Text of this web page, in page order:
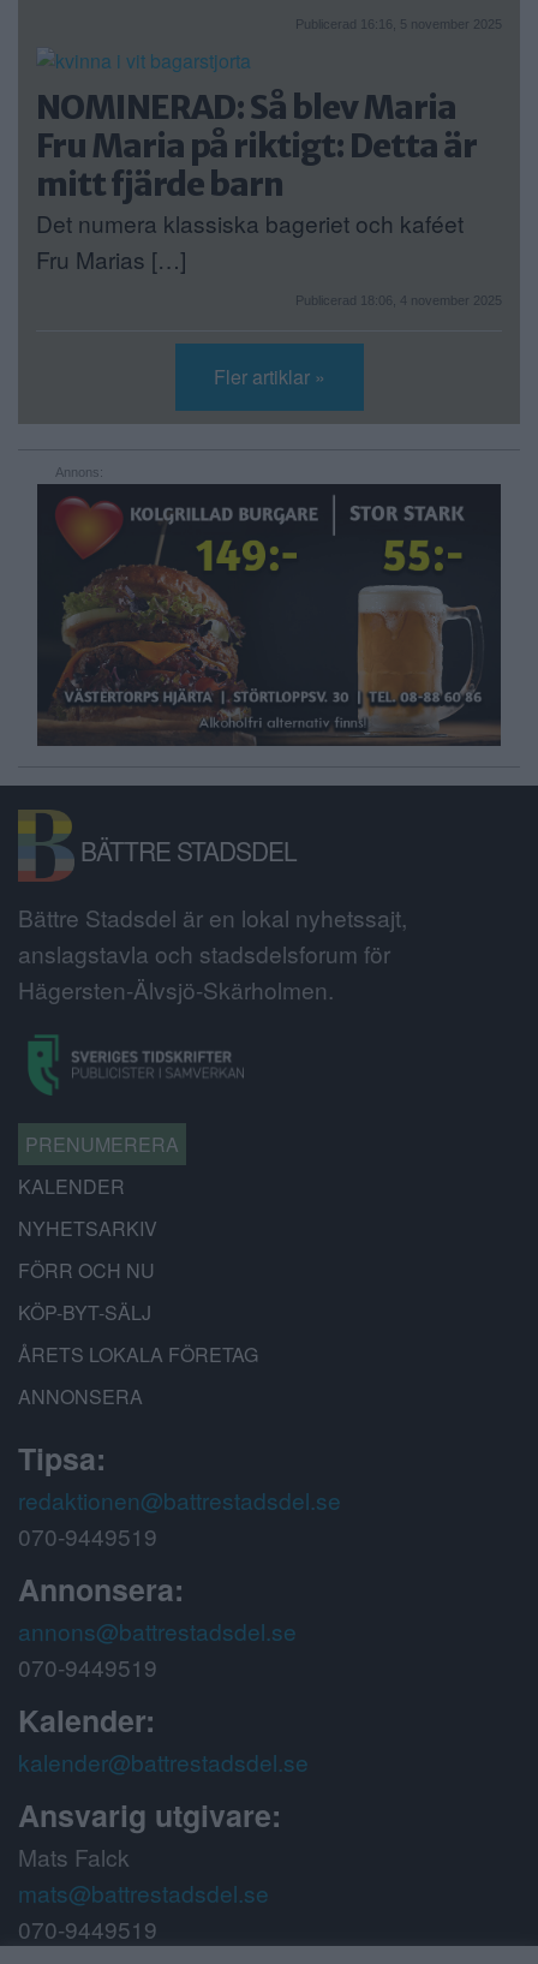
Publicerad 16:16, 5 november 2025
NOMINERAD: Så blev Maria
Fru Maria på riktigt: Detta är
mitt fjärde barn
Det numera klassiska bageriet och kaféet
Fru Marias […]
Publicerad 18:06, 4 november 2025
Fler artiklar »
Annons:
BÄTTRE STADSDEL
Bättre Stadsdel är en lokal nyhetssajt,
anslagstavla och stadsdelsforum för
Hägersten-Älvsjö-Skärholmen.
PRENUMERERA
KALENDER
NYHETSARKIV
FÖRR OCH NU
KÖP-BYT-SÄLJ
ÅRETS LOKALA FÖRETAG
ANNONSERA
Tipsa:
redaktionen@battrestadsdel.se
070-9449519
Annonsera:
annons@battrestadsdel.se
070-9449519
Kalender:
kalender@battrestadsdel.se
Ansvarig utgivare:
Mats Falck
mats@battrestadsdel.se
070-9449519